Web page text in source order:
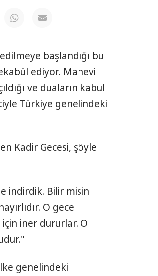
başlandığı bu
ediyor. Manevi
ve duaların kabul
Türkiye genelindeki
Kadir Gecesi, şöyle
indirdik. Bilir misin
O gece
iner dururlar. O
genelindeki